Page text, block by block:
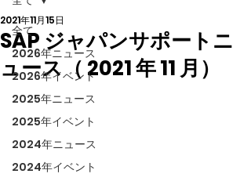
全て
2026年ニュース
2026年イベント
2025年ニュース
2025年イベント
2024年ニュース
2024年イベント
SAP ジャパンサポートニ
ュース（ 2021 年 11 月）
2021年11月15日